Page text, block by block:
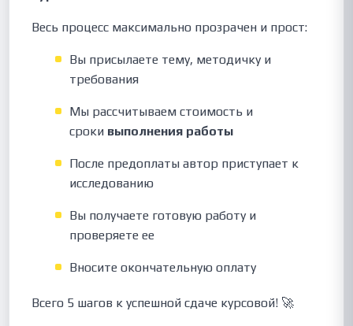
Весь процесс максимально прозрачен и прост:
Вы присылаете тему, методичку и
требования
Мы рассчитываем стоимость и
сроки выполнения работы
После предоплаты автор приступает к
исследованию
Вы получаете готовую работу и
проверяете ее
Вносите окончательную оплату
Всего 5 шагов к успешной сдаче курсовой! 🚀